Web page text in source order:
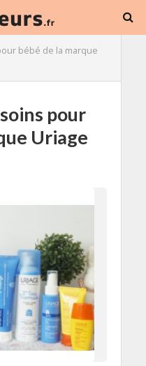
bébé de la marque
pour
Uriage